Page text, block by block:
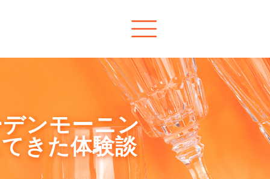
ンモーニン
きた体験談